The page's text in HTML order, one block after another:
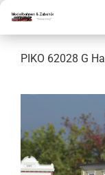
PIKO 62028 G